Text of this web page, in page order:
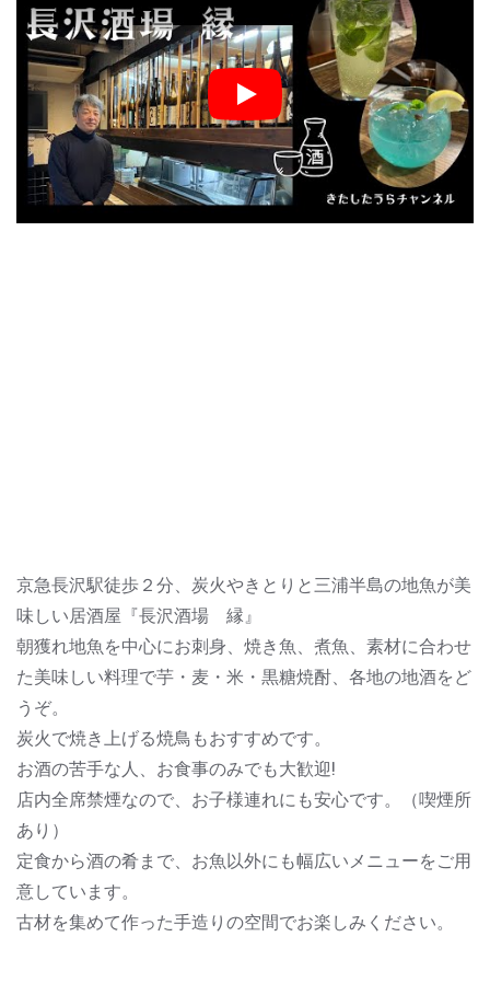
Play
京急長沢駅徒歩２分、炭火やきとりと三浦半島の地魚が美
味しい居酒屋『長沢酒場 縁』
朝獲れ地魚を中心にお刺身、焼き魚、煮魚、素材に合わせ
た美味しい料理で芋・麦・米・黒糖焼酎、各地の地酒をど
うぞ。
炭火で焼き上げる焼鳥もおすすめです。
お酒の苦手な人、お食事のみでも大歓迎!
店内全席禁煙なので、お子様連れにも安心です。（喫煙所
あり）
定食から酒の肴まで、お魚以外にも幅広いメニューをご用
意しています。
古材を集めて作った手造りの空間でお楽しみください。